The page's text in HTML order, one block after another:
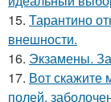
15. Тарантино
внешности.
16. Экзамены.
17. Вот скажите
полей,